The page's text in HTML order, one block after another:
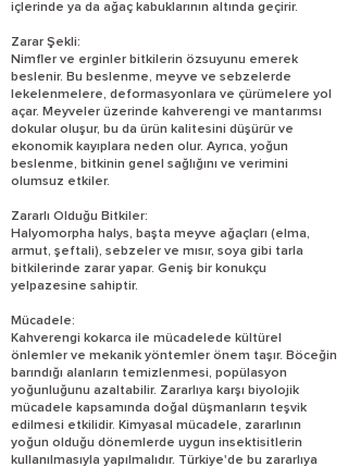
içlerinde ya da ağaç kabuklarının altında geçirir.
Zarar Şekli:
Nimfler ve erginler bitkilerin özsuyunu emerek
beslenir. Bu beslenme, meyve ve sebzelerde
lekelenmelere, deformasyonlara ve çürümelere yol
açar. Meyveler üzerinde kahverengi ve mantarımsı
dokular oluşur, bu da ürün kalitesini düşürür ve
ekonomik kayıplara neden olur. Ayrıca, yoğun
beslenme, bitkinin genel sağlığını ve verimini
olumsuz etkiler.
Zararlı Olduğu Bitkiler:
Halyomorpha halys, başta meyve ağaçları (elma,
armut, şeftali), sebzeler ve mısır, soya gibi tarla
bitkilerinde zarar yapar. Geniş bir konukçu
yelpazesine sahiptir.
Mücadele:
Kahverengi kokarca ile mücadelede kültürel
önlemler ve mekanik yöntemler önem taşır. Böceğin
barındığı alanların temizlenmesi, popülasyon
yoğunluğunu azaltabilir. Zararlıya karşı biyolojik
mücadele kapsamında doğal düşmanların teşvik
edilmesi etkilidir. Kimyasal mücadele, zararlının
yoğun olduğu dönemlerde uygun insektisitlerin
kullanılmasıyla yapılmalıdır. Türkiye'de bu zararlıya